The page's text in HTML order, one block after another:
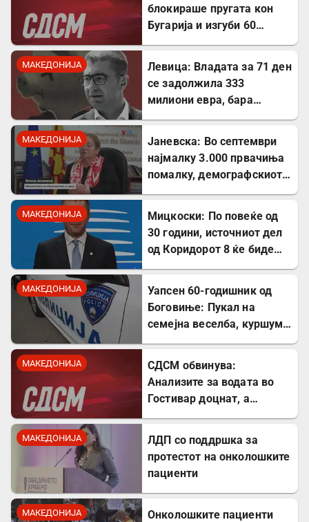
блокираше пругата кон
Бугарија и изгуби 60
МАКЕДОНИЈА
Левица: Владата за 71 ден
се задолжила 333
милиони евра, бара
МАКЕДОНИЈА
Јаневска: Во септември
најмалку 3.000 првачиња
помалку, демографскиот
МАКЕДОНИЈА
Мицкоски: По повеќе од
30 години, источниот дел
од Коридорот 8 ќе биде
МАКЕДОНИЈА
Уапсен 60-годишник од
Боговиње: Пукал на
семејна веселба, куршум
МАКЕДОНИЈА
СДСМ обвинува:
Анализите за водата во
Гостивар доцнат, а
МАКЕДОНИЈА
ЛДП со поддршка за
протестот на онколошките
пациенти
МАКЕДОНИЈА
Онколошките пациенти